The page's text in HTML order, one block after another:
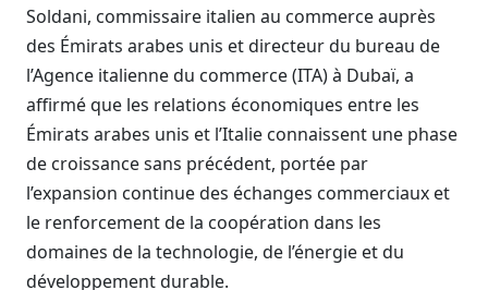
Soldani, commissaire italien au commerce auprès
des Émirats arabes unis et directeur du bureau de
l’Agence italienne du commerce (ITA) à Dubaï, a
affirmé que les relations économiques entre les
Émirats arabes unis et l’Italie connaissent une phase
de croissance sans précédent, portée par
l’expansion continue des échanges commerciaux et
le renforcement de la coopération dans les
domaines de la technologie, de l’énergie et du
développement durable.